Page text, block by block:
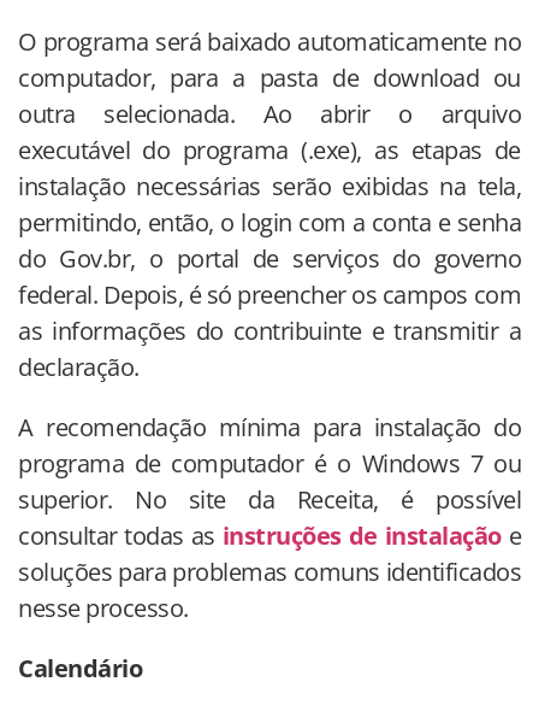
O programa será baixado automaticamente no
computador, para a pasta de download ou
outra selecionada. Ao abrir o arquivo
executável do programa (.exe), as etapas de
instalação necessárias serão exibidas na tela,
permitindo, então, o login com a conta e senha
do Gov.br, o portal de serviços do governo
federal. Depois, é só preencher os campos com
as informações do contribuinte e transmitir a
declaração.
A recomendação mínima para instalação do
programa de computador é o Windows 7 ou
superior. No site da Receita, é possível
consultar todas as instruções de instalaçãoe
soluções para problemas comuns identificados
nesse processo.
Calendário